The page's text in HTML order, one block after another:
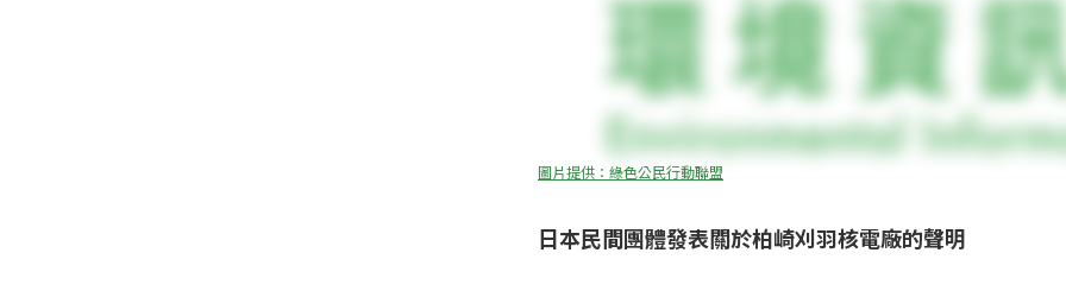
圖片提供：綠色公民行動聯盟
日本民間團體發表關於柏崎刈羽核電廠的聲明